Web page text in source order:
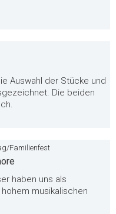
Auswahl der Stücke und
Die beiden
Familienfest
haben uns als
musikalischen